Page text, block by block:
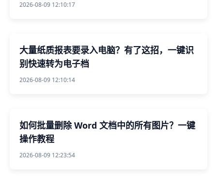
2026-08-09 12:10:17
大量纸质报表要录入电脑？有了这招，一键识
别快速转为电子档
2026-08-09 12:10:14
如何批量删除 Word 文档中的所有图片？一键
操作教程
2026-08-09 12:23:54